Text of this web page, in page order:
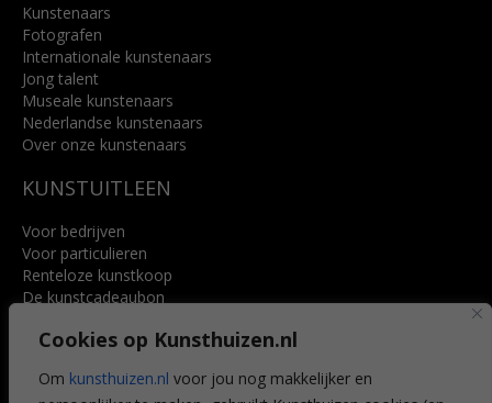
Cookies op Kunsthuizen.nl
Om kunsthuizen.nl voor jou nog makkelijker en
Kunstenaars
Fotografen
Internationale kunstenaars
Jong talent
Museale kunstenaars
Nederlandse kunstenaars
Over onze kunstenaars
KUNSTUITLEEN
Voor bedrijven
Voor particulieren
Renteloze kunstkoop
De kunstcadeaubon
Voordelen
Veelgestelde vragen